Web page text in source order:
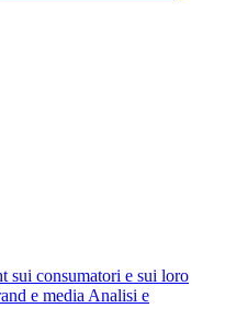
sui consumatori e sui loro
e media Analisi e